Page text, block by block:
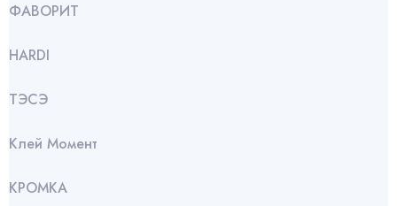
ФАВОРИТ
HARDI
ТЭСЭ
Клей Момент
КРОМКА